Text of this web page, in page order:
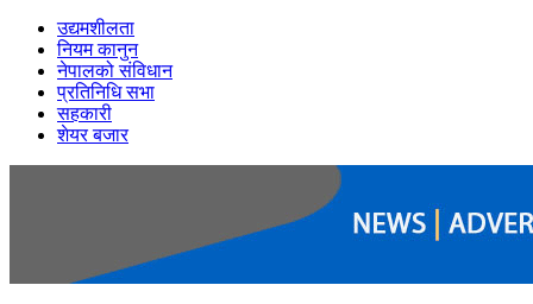
उद्यमशीलता
नियम कानुन
नेपालको संविधान
प्रतिनिधि सभा
सहकारी
शेयर बजार